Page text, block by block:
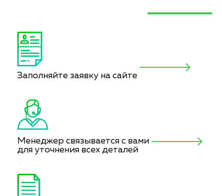
Заполняйте заявку на сайте
Менеджер связывается с вами
для уточнения всех деталей